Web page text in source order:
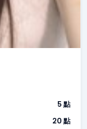
5 點
20 點